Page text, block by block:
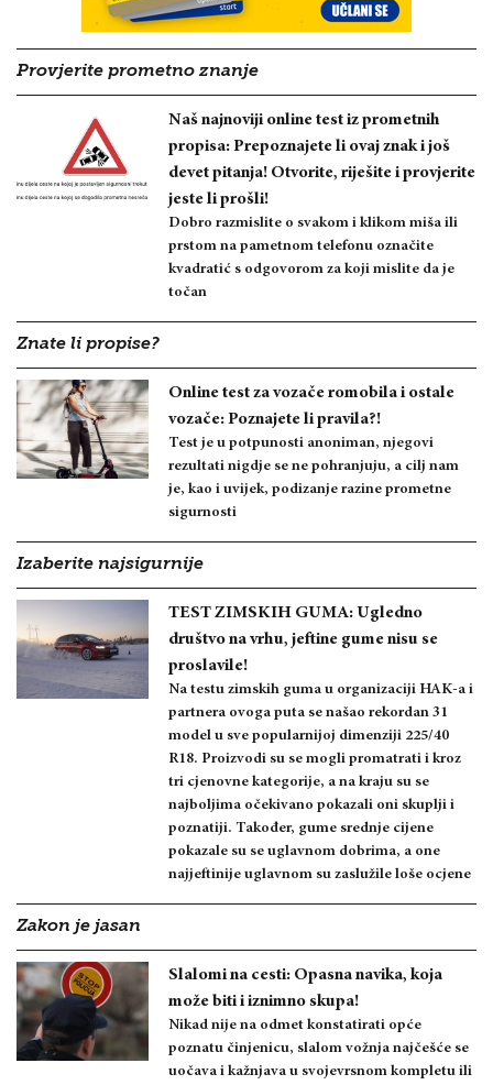
Provjerite prometno znanje
Naš najnoviji online test iz prometnih
propisa: Prepoznajete li ovaj znak i još
devet pitanja! Otvorite, riješite i provjerite
jeste li prošli!
Dobro razmislite o svakom i klikom miša ili
prstom na pametnom telefonu označite
kvadratić s odgovorom za koji mislite da je
točan
Znate li propise?
Online test za vozače romobila i ostale
vozače: Poznajete li pravila?!
Test je u potpunosti anoniman, njegovi
rezultati nigdje se ne pohranjuju, a cilj nam
je, kao i uvijek, podizanje razine prometne
sigurnosti
Izaberite najsigurnije
TEST ZIMSKIH GUMA: Ugledno
društvo na vrhu, jeftine gume nisu se
proslavile!
Na testu zimskih guma u organizaciji HAK-a i
partnera ovoga puta se našao rekordan 31
model u sve popularnijoj dimenziji 225/40
R18. Proizvodi su se mogli promatrati i kroz
tri cjenovne kategorije, a na kraju su se
najboljima očekivano pokazali oni skuplji i
poznatiji. Također, gume srednje cijene
pokazale su se uglavnom dobrima, a one
najjeftinije uglavnom su zaslužile loše ocjene
Zakon je jasan
Slalomi na cesti: Opasna navika, koja
može biti i iznimno skupa!
Nikad nije na odmet konstatirati opće
poznatu činjenicu, slalom vožnja najčešće se
uočava i kažnjava u svojevrsnom kompletu ili